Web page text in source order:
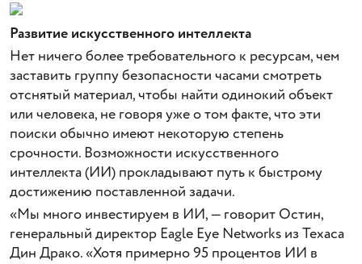
Развитие искусственного интеллекта
Нет ничего более требовательного к ресурсам, чем
заставить группу безопасности часами смотреть
отснятый материал, чтобы найти одинокий объект
или человека, не говоря уже о том факте, что эти
поиски обычно имеют некоторую степень
срочности. Возможности искусственного
интеллекта (ИИ) прокладывают путь к быстрому
достижению поставленной задачи.
«Мы много инвестируем в ИИ, — говорит Остин,
генеральный директор Eagle Eye Networks из Техаса
Дин Драко. «Хотя примерно 95 процентов ИИ в